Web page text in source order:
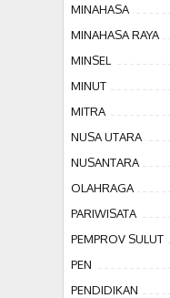
MINAHASA
MINAHASA RAYA
MINSEL
MINUT
MITRA
NUSA UTARA
NUSANTARA
OLAHRAGA
PARIWISATA
PEMPROV SULUT
PEN
PENDIDIKAN